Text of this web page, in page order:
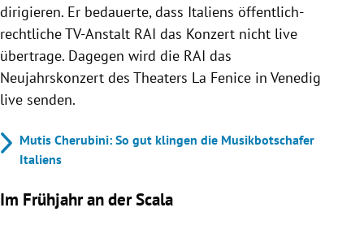
dirigieren. Er bedauerte, dass Italiens öffentlich-
rechtliche TV-Anstalt RAI das Konzert nicht live
übertrage. Dagegen wird die RAI das
Neujahrskonzert des Theaters La Fenice in Venedig
live senden.
Mutis Cherubini: So gut klingen die Musikbotschafer
Italiens
Im Frühjahr an der Scala